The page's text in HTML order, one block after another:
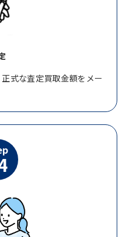
式な査定買取金額をメー